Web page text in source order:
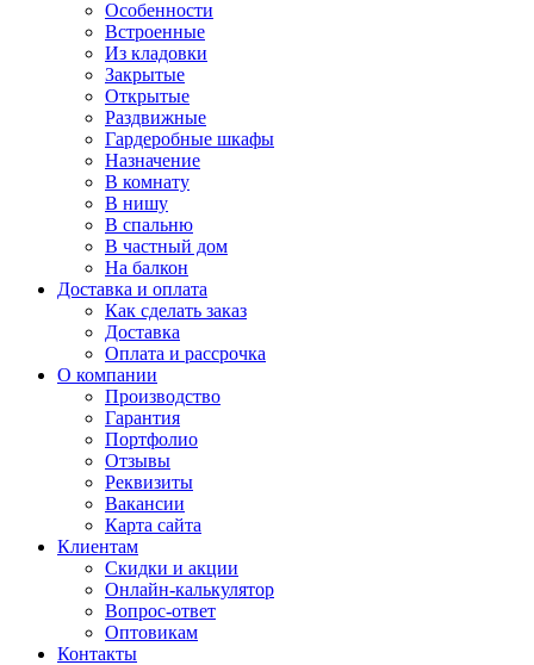
Особенности
Встроенные
Из кладовки
Закрытые
Открытые
Раздвижные
Гардеробные шкафы
Назначение
В комнату
В нишу
В спальню
В частный дом
На балкон
Доставка и оплата
Как сделать заказ
Доставка
Оплата и рассрочка
О компании
Производство
Гарантия
Портфолио
Отзывы
Реквизиты
Вакансии
Карта сайта
Клиентам
Скидки и акции
Онлайн-калькулятор
Вопрос-ответ
Оптовикам
Контакты